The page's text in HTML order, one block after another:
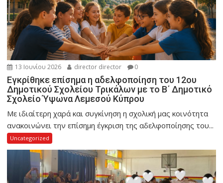
13 Ιουνίου 2026 director director 0
Εγκρίθηκε επίσημα η αδελφοποίηση του 12ου
Δημοτικού Σχολείου Τρικάλων με το Β΄ Δημοτικό
Σχολείο Ύψωνα Λεμεσού Κύπρου
Με ιδιαίτερη χαρά και συγκίνηση η σχολική μας κοινότητα
ανακοινώνει την επίσημη έγκριση της αδελφοποίησης του...
Uncategorized